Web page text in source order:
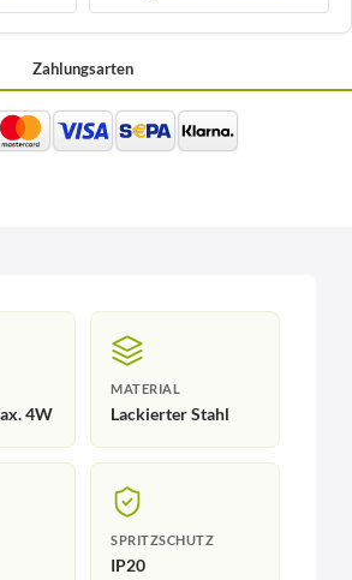
Zahlungsarten
4W
MATERIAL
Lackierter Stahl
SPRITZSCHUTZ
IP20